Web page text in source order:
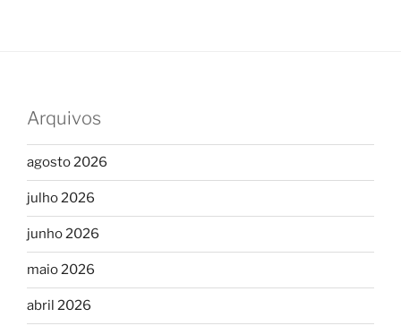
Arquivos
agosto 2026
julho 2026
junho 2026
maio 2026
abril 2026